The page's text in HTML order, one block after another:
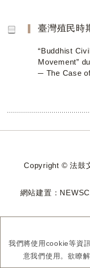
我們將使用cookie等資
意我們使用。欲瞭
“Buddhist
Movement”
─ The Case
Copyright © 法鼓
網站建置：